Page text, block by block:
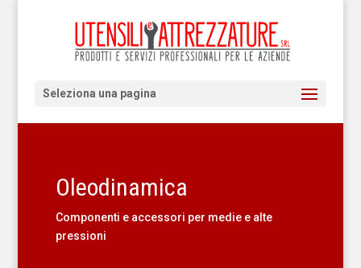
Seleziona una pagina
Oleodinamica
Componenti e accessori per medie e alte
pressioni